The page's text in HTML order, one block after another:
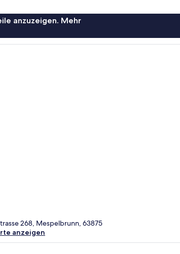
anzuzeigen. Mehr
268, Mespelbrunn, 63875
anzeigen